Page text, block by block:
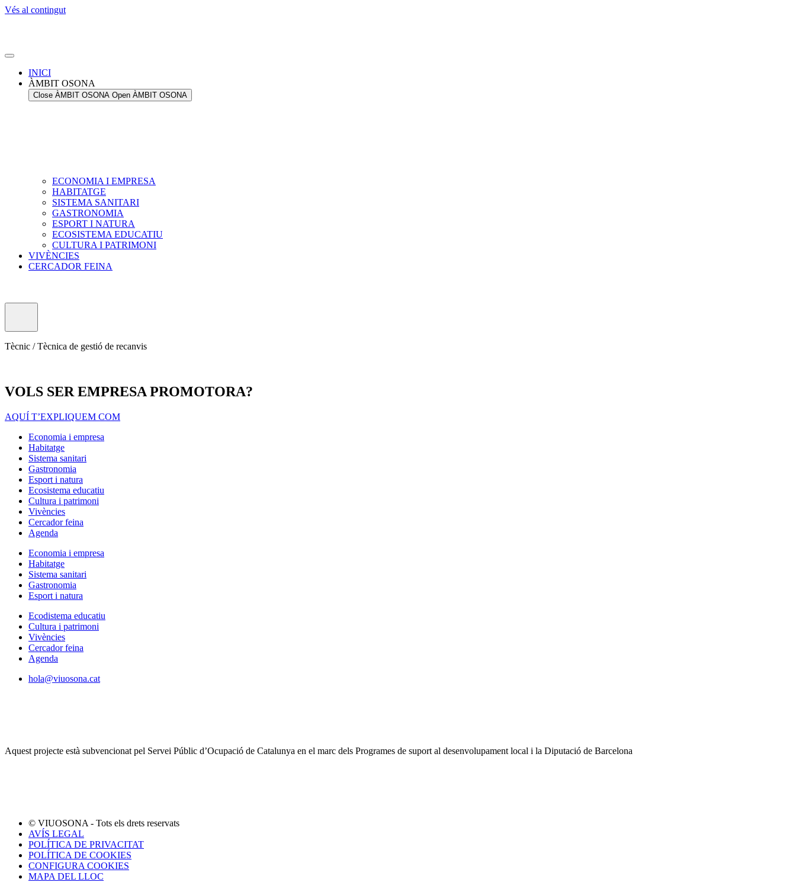
Vés al contingut
INICI
ÀMBIT OSONA
Close ÀMBIT OSONA Open ÀMBIT OSONA
ECONOMIA I EMPRESA
HABITATGE
SISTEMA SANITARI
GASTRONOMIA
ESPORT I NATURA
ECOSISTEMA EDUCATIU
CULTURA I PATRIMONI
VIVÈNCIES
CERCADOR FEINA
Tècnic / Tècnica de gestió de recanvis
VOLS SER EMPRESA PROMOTORA?
AQUÍ T’EXPLIQUEM COM
Economia i empresa
Habitatge
Sistema sanitari
Gastronomia
Esport i natura
Ecosistema educatiu
Cultura i patrimoni
Vivències
Cercador feina
Agenda
Economia i empresa
Habitatge
Sistema sanitari
Gastronomia
Esport i natura
Ecodistema educatiu
Cultura i patrimoni
Vivències
Cercador feina
Agenda
hola@viuosona.cat
Aquest projecte està subvencionat pel Servei Públic d’Ocupació de Catalunya en el marc dels Programes de suport al desenvolupament local i la Diputació de Barcelona
© VIUOSONA - Tots els drets reservats
AVÍS LEGAL
POLÍTICA DE PRIVACITAT
POLÍTICA DE COOKIES
CONFIGURA COOKIES
MAPA DEL LLOC